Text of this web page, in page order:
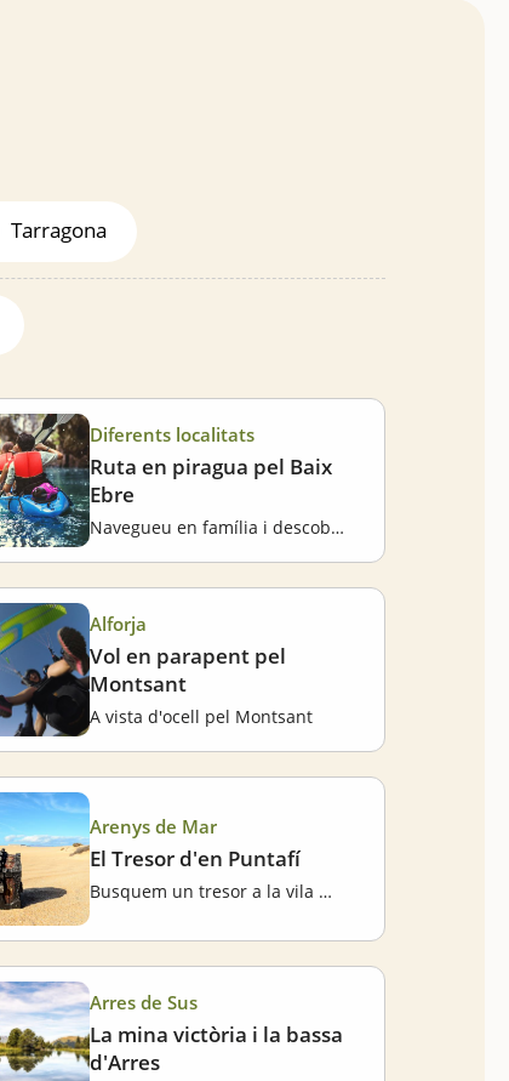
Tarragona
Diferents localitats
Ruta en piragua pel Baix
Ebre
Navegueu en família i descobriu paisatges de postal
Alforja
Vol en parapent pel
Montsant
A vista d'ocell pel Montsant
Arenys de Mar
El Tresor d'en Puntafí
Busquem un tresor a la vila marinera
Arres de Sus
La mina victòria i la bassa
d'Arres